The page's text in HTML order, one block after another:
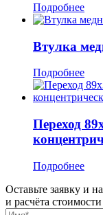
Подробнее
Втулка
Подробнее
Переход
Подробнее
Оставьте заявку и
и расчёта стоимости